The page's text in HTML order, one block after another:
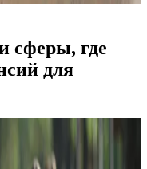
сферы, где
для